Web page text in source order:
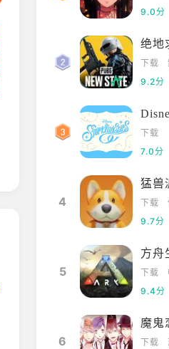
9.0分
绝地
下载
9.2分
下载
7.0分
4
猛兽
下载
9.7分
5
方舟
下载
9.4分
6
魔鬼
下载